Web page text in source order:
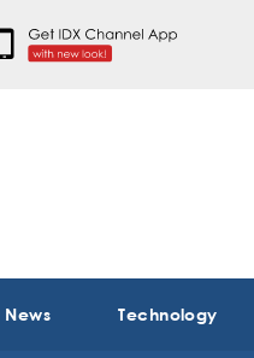
Technology